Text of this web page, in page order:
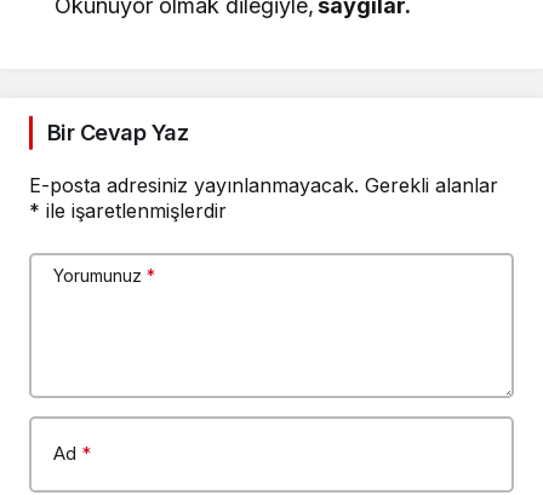
Okunuyor olmak dileğiyle,saygılar.
Bir Cevap Yaz
E-posta adresiniz yayınlanmayacak. Gerekli alanlar
* ile işaretlenmişlerdir
Yorumunuz *
Ad *